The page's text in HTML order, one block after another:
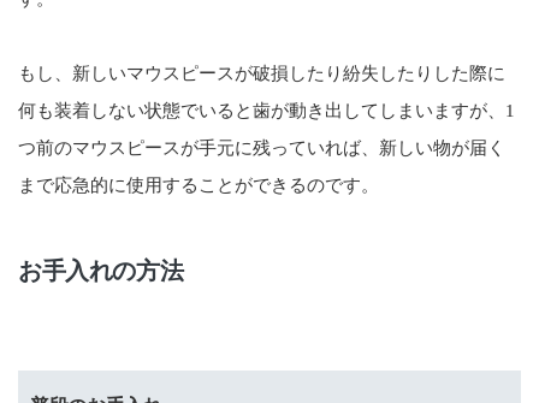
もし、新しいマウスピースが破損したり紛失したりした際に
何も装着しない状態でいると歯が動き出してしまいますが、1
つ前のマウスピースが手元に残っていれば、新しい物が届く
まで応急的に使用することができるのです。
お手入れの方法